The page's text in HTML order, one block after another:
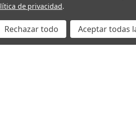
de privacidad.
Rechazar todo Aceptar todas